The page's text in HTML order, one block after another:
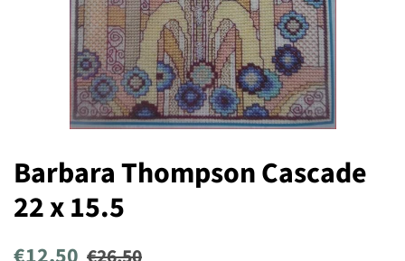
Barbara Thompson Cascade
22 x 15.5
Normale
Aanbiedingsprijs